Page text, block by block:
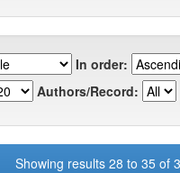
In order:
Authors/Record:
Showing results 28 to 35 of